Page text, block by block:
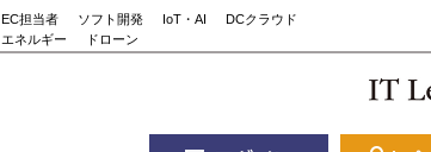
EC担当者 ソフト開発 IoT・AI
DCクラウド
エネルギー ドローン